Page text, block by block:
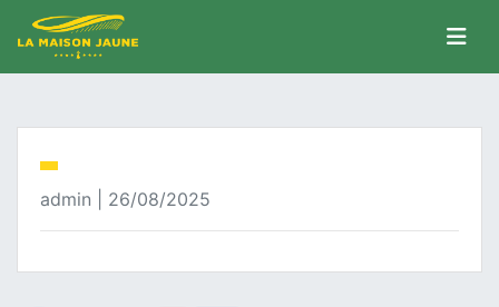
admin | 26/08/2025